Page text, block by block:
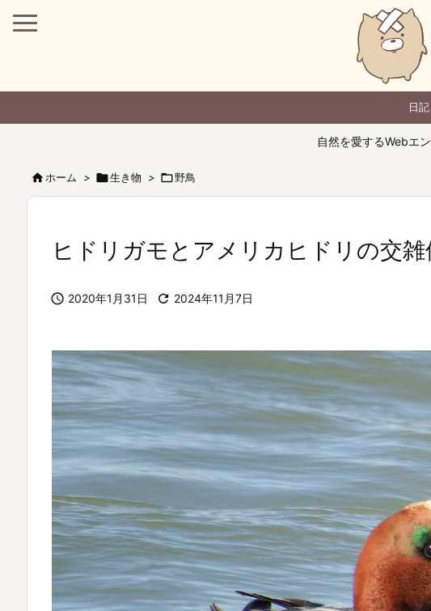
日記
自然を愛するWebエ
ホーム > 生き物 > 野鳥
ヒドリガモとアメリカヒドリの交雑
 2020年1月31日  2024年11月7日